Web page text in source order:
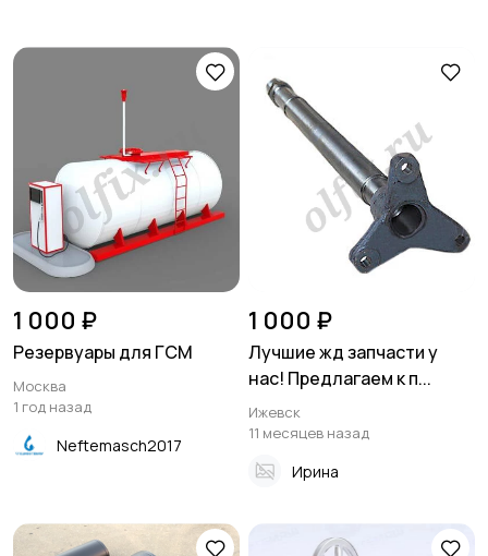
1 000 ₽
Резервуары для ГСМ
Москва
1 год назад
Neftemasch2017
1 000 ₽
Лучшие жд запчасти у
нас! Предлагаем к п...
Ижевск
11 месяцев назад
Ирина